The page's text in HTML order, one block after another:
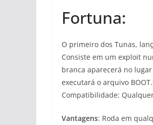
Fortuna:
O primeiro dos Tunas,
Consiste em um exploit
branca aparecerá no
executará o arquivo
Compatibilidade:
Vantagens: Roda em